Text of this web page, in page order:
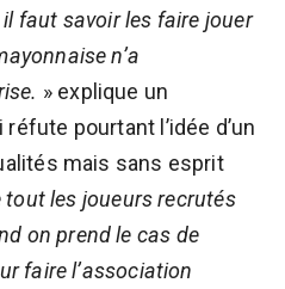
faut savoir les faire jouer
n’a
» explique un
pourtant l’idée d’un
mais sans esprit
tout les joueurs recrutés
on prend le cas de
faire l’association